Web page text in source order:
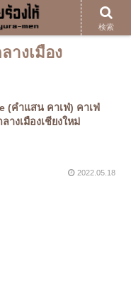
างเมือง
(คำแสน คาเฟ่) คาเฟ่
างเมืองเชียงใหม่
2022.05.18
検索